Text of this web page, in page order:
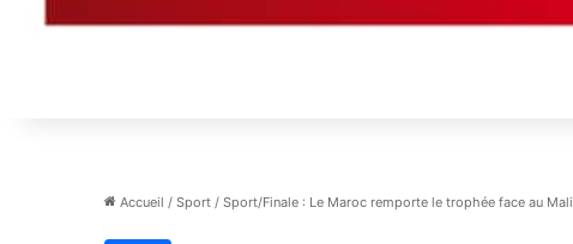
Accueil / Sport / Sport/Finale : Le Maroc remporte le trophée face au Mali